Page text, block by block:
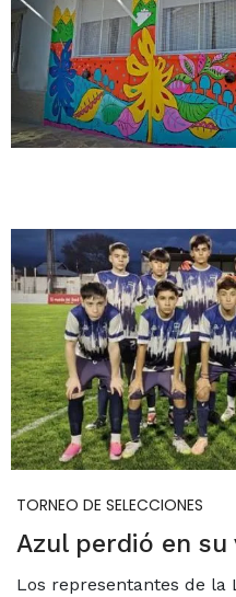
TORNEO DE SELECCIONES
Azul perdió en su
Los representantes de la